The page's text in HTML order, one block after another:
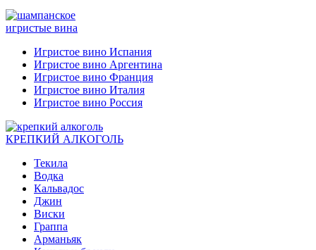
игристые вина
Игристое вино Испания
Игристое вино Аргентина
Игристое вино Франция
Игристое вино Италия
Игристое вино Россия
КРЕПКИЙ АЛКОГОЛЬ
Текила
Водка
Кальвадос
Джин
Виски
Граппа
Арманьяк